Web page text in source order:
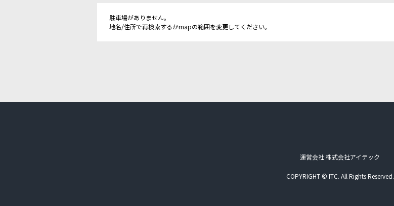
駐車場がありません。
地名/住所で再検索するかmapの範囲を変更してください。
運営会社 株式会社アイテック
COPYRIGHT © ITC. All Rights Reserved.